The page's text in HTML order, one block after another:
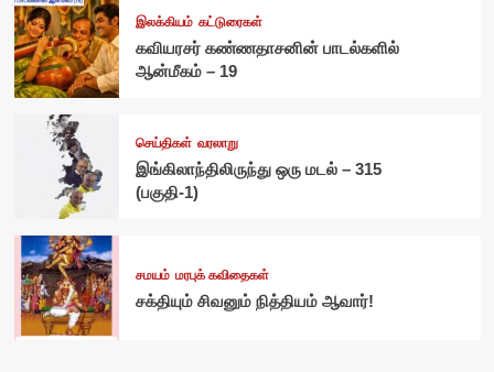
இலக்கியம் கட்டுரைகள்
கவியரசர் கண்ணதாசனின் பாடல்களில்
ஆன்மீகம் – 19
செய்திகள் வரலாறு
இங்கிலாந்திலிருந்து ஒரு மடல் – 315
(பகுதி-1)
சமயம் மரபுக் கவிதைகள்
சக்தியும் சிவனும் நித்தியம் ஆவார்!